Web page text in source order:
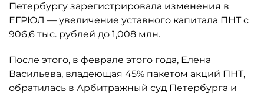
Петербургу зарегистрировала изменения в
ЕГРЮЛ — увеличение уставного капитала ПНТ с
906,6 тыс. рублей до 1,008 млн.
После этого, в феврале этого года, Елена
Васильева, владеющая 45% пакетом акций ПНТ,
обратилась в Арбитражный суд Петербурга и